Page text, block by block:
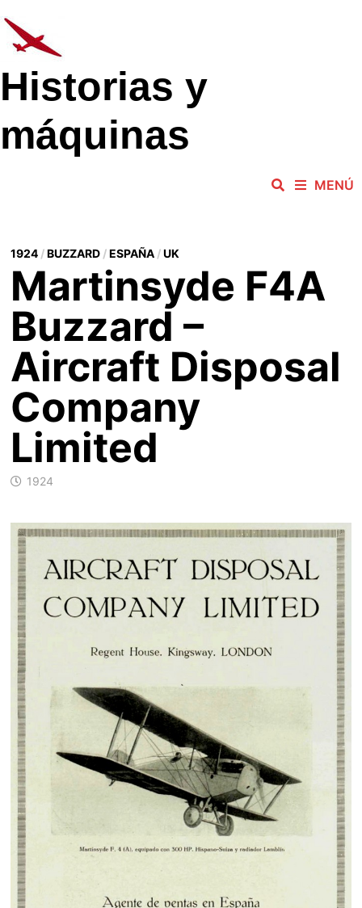
al
contenido
Historias y
máquinas
MENÚ
1924/BUZZARD/ESPAÑA/UK
Martinsyde F4A
Buzzard –
Aircraft Disposal
Company
Limited
1924